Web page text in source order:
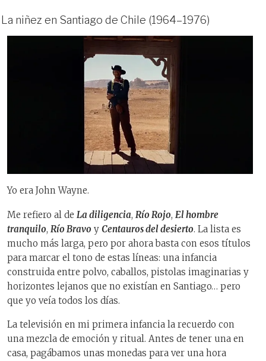
La niñez en Santiago de Chile (1964–1976)
Yo era John Wayne.
Me refiero al de La diligencia, Río Rojo, El hombre
tranquilo, Río Bravo y Centauros del desierto. La lista es
mucho más larga, pero por ahora basta con esos títulos
para marcar el tono de estas líneas: una infancia
construida entre polvo, caballos, pistolas imaginarias y
horizontes lejanos que no existían en Santiago… pero
que yo veía todos los días.
La televisión en mi primera infancia la recuerdo con
una mezcla de emoción y ritual. Antes de tener una en
casa, pagábamos unas monedas para ver una hora